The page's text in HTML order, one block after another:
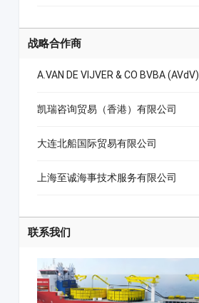
战略合作商
A.VAN DE VIJVER & CO BVBA (AVdV)
凯瑞咨询贸易（香港）有限公司
大连北船国际贸易有限公司
上海至诚海事技术服务有限公司
联系我们